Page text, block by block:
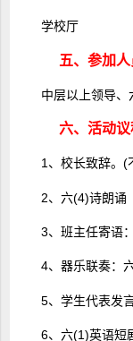
学校厅
五、参加人
中层以上领导、
六、活动议
1、校长致辞。(
2、六(4)诗朗诵
3、班主任寄语
4、器乐联奏：
5、学生代表发
6、六(1)英语短